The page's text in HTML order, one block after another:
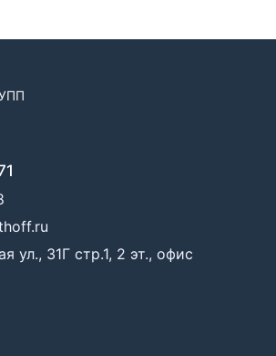
ул., 31Г стр.1, 2 эт., офис